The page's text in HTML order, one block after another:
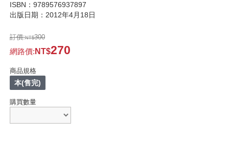
ISBN：9789576937897
出版日期：2012年4月18日
訂價: 300
網路價: 270
商品規格
本(售完)
購買數量